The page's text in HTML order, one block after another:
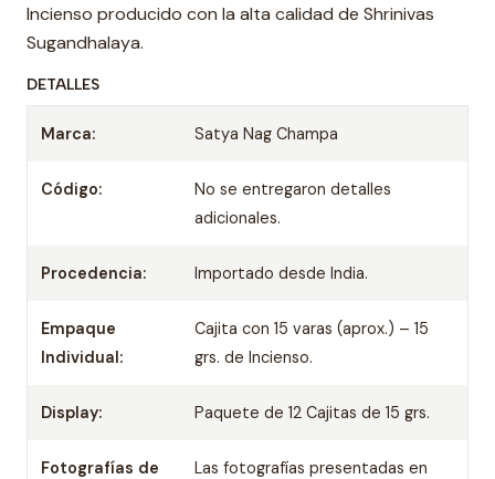
Incienso producido con la alta calidad de Shrinivas
Sugandhalaya.
DETALLES
Marca: Satya Nag Champa
Código:
No se entregaron detalles
adicionales.
Procedencia: Importado desde India.
Empaque
Individual:
Cajita con 15 varas (aprox.) – 15
grs. de Incienso.
Display: Paquete de 12 Cajitas de 15 grs.
Fotografías de
Las fotografías presentadas en